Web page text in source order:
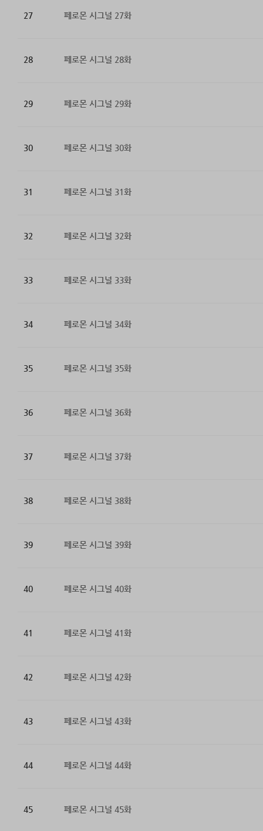
27 페로몬 시그널 27화
28 페로몬 시그널 28화
29 페로몬 시그널 29화
30 페로몬 시그널 30화
31 페로몬 시그널 31화
32 페로몬 시그널 32화
33 페로몬 시그널 33화
34 페로몬 시그널 34화
35 페로몬 시그널 35화
36 페로몬 시그널 36화
37 페로몬 시그널 37화
38 페로몬 시그널 38화
39 페로몬 시그널 39화
40 페로몬 시그널 40화
41 페로몬 시그널 41화
42 페로몬 시그널 42화
43 페로몬 시그널 43화
44 페로몬 시그널 44화
45 페로몬 시그널 45화